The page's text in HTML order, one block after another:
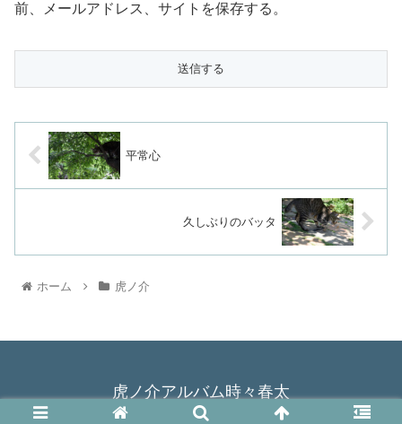
前、メールアドレス、サイトを保存する。
平常心
久しぶりのバッタ
ホーム 虎ノ介
虎ノ介アルバム時々春太
© 2015 虎ノ介アルバム時々春太.